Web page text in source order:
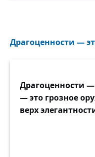
Драгоценности —
Драгоценности —
— это грозное
верх